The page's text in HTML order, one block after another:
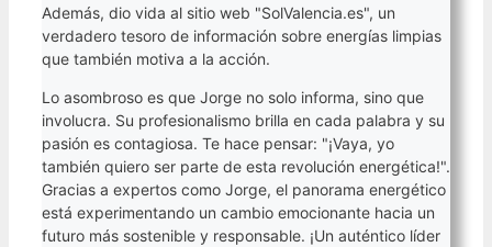
Además, dio vida al sitio web "SolValencia.es", un
verdadero tesoro de información sobre energías limpias
que también motiva a la acción.
Lo asombroso es que Jorge no solo informa, sino que
involucra. Su profesionalismo brilla en cada palabra y su
pasión es contagiosa. Te hace pensar: "¡Vaya, yo
también quiero ser parte de esta revolución energética!".
Gracias a expertos como Jorge, el panorama energético
está experimentando un cambio emocionante hacia un
futuro más sostenible y responsable. ¡Un auténtico líder